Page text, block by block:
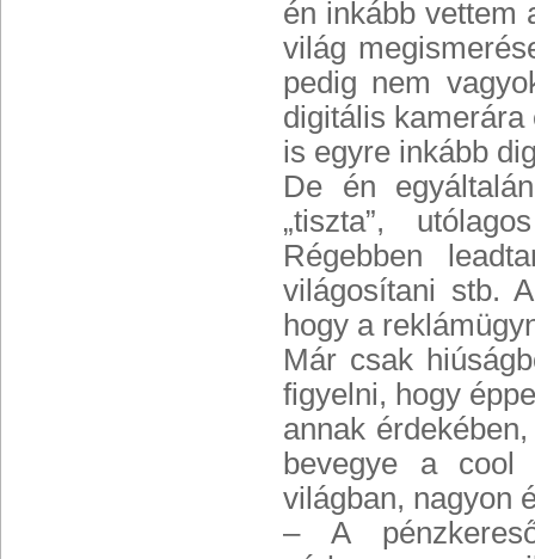
én inkább vettem
világ
pedig nem
digitális
is egyre inkább
De én
„tiszta”,
Régebben
világosítani stb.
hogy a
Már csak
figyelni, hogy
annak
bevegye a cool
világban, nagyon
– A